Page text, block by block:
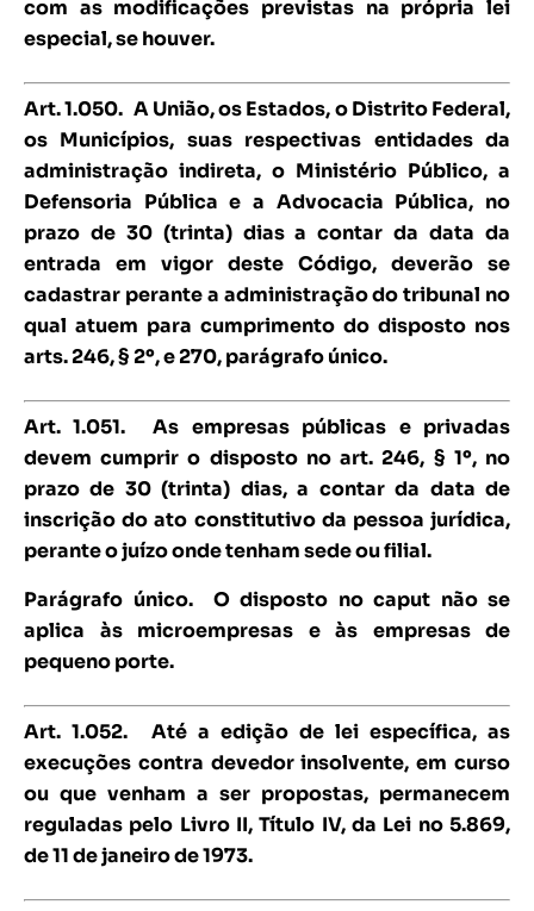
com as modificações previstas na própria lei
especial, se houver.
Art. 1.050. A União, os Estados, o Distrito Federal,
os Municípios, suas respectivas entidades da
administração indireta, o Ministério Público, a
Defensoria Pública e a Advocacia Pública, no
prazo de 30 (trinta) dias a contar da data da
entrada em vigor deste Código, deverão se
cadastrar perante a administração do tribunal no
qual atuem para cumprimento do disposto nos
arts. 246, § 2º, e 270, parágrafo único.
Art. 1.051.
As empresas públicas e privadas
devem cumprir o disposto no art. 246, § 1º, no
prazo de 30 (trinta) dias, a contar da data de
inscrição do ato constitutivo da pessoa jurídica,
perante o juízo onde tenham sede ou filial.
Parágrafo único. O disposto no caput não se
aplica às microempresas e às empresas de
pequeno porte.
Art. 1.052.
Até a edição de lei específica, as
execuções contra devedor insolvente, em curso
ou que venham a ser propostas, permanecem
reguladas pelo Livro II, Título IV, da Lei no 5.869,
de 11 de janeiro de 1973.